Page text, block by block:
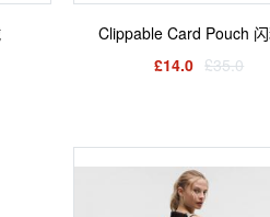
Clippable Card Pouch
£14.0 £35.0